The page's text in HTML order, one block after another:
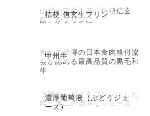
桔梗 信玄生プリン
山梨の定番土産「桔梗信玄
餅」がプリンに
甲州牛
食べて納得の日本食肉格付協
会が認める最高品質の黒毛和
牛
濃厚葡萄液（ぶどうジュ
ース）
３種のぶどうをブレンドした
唯一無二の濃厚なジュース